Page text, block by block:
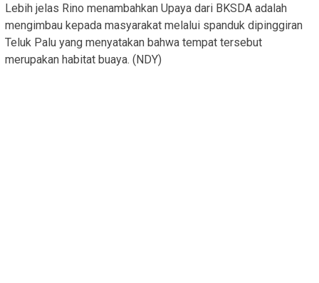
Lebih jelas Rino menambahkan Upaya dari BKSDA adalah
mengimbau kepada masyarakat melalui spanduk dipinggiran
Teluk Palu yang menyatakan bahwa tempat tersebut
merupakan habitat buaya. (NDY)